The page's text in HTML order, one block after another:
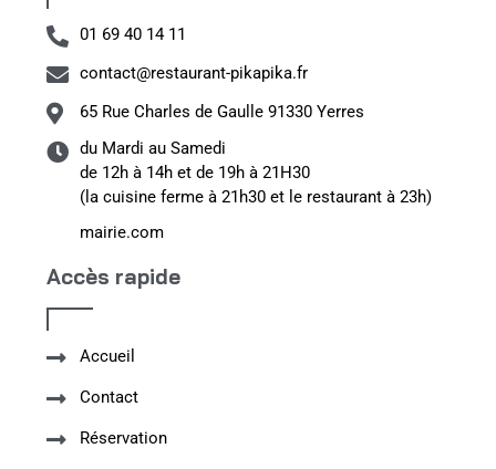
01 69 40 14 11
contact@restaurant-pikapika.fr
65 Rue Charles de Gaulle 91330 Yerres
du Mardi au Samedi
de 12h à 14h et de 19h à 21H30
(la cuisine ferme à 21h30 et le restaurant à 23h)
mairie.com
Accès rapide
Accueil
Contact
Réservation